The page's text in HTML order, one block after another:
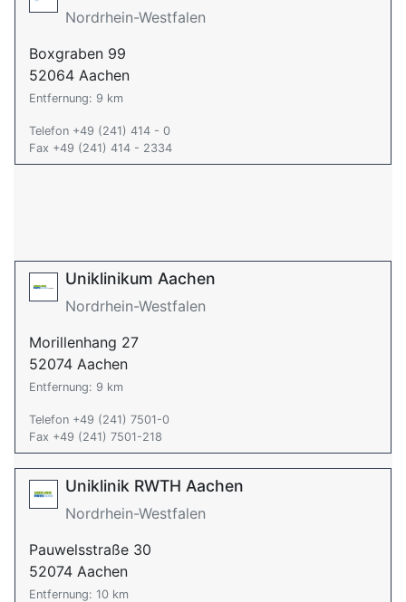
Nordrhein-Westfalen
Boxgraben 99
52064 Aachen
Entfernung: 9 km
Telefon +49 (241) 414 - 0
Fax +49 (241) 414 - 2334
Uniklinikum Aachen
Nordrhein-Westfalen
Morillenhang 27
52074 Aachen
Entfernung: 9 km
Telefon +49 (241) 7501-0
Fax +49 (241) 7501-218
Uniklinik RWTH Aachen
Nordrhein-Westfalen
Pauwelsstraße 30
52074 Aachen
Entfernung: 10 km